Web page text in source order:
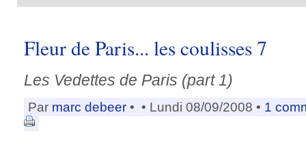
Fleur de Paris... les coulisses 7
Les Vedettes de Paris (part 1)
Par marc debeer • • Lundi 08/09/2008 • 1